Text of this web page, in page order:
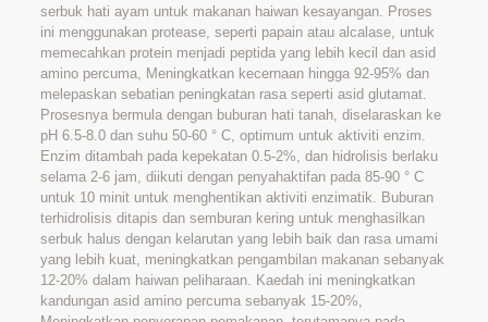
serbuk hati ayam untuk makanan haiwan kesayangan. Proses
ini menggunakan protease, seperti papain atau alcalase, untuk
memecahkan protein menjadi peptida yang lebih kecil dan asid
amino percuma, Meningkatkan kecernaan hingga 92-95% dan
melepaskan sebatian peningkatan rasa seperti asid glutamat.
Prosesnya bermula dengan buburan hati tanah, diselaraskan ke
pH 6.5-8.0 dan suhu 50-60 ° C, optimum untuk aktiviti enzim.
Enzim ditambah pada kepekatan 0.5-2%, dan hidrolisis berlaku
selama 2-6 jam, diikuti dengan penyahaktifan pada 85-90 ° C
untuk 10 minit untuk menghentikan aktiviti enzimatik. Buburan
terhidrolisis ditapis dan semburan kering untuk menghasilkan
serbuk halus dengan kelarutan yang lebih baik dan rasa umami
yang lebih kuat, meningkatkan pengambilan makanan sebanyak
12-20% dalam haiwan peliharaan. Kaedah ini meningkatkan
kandungan asid amino percuma sebanyak 15-20%,